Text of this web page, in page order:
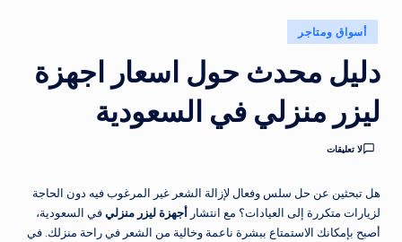
ر
ش
يومياً
نُشر
في
أسواق ومتاجر
دليل محدث حول اسعار اجهزة
ليزر منزلي في السعودية
لا تعليقات
هل تبحثين عن حل سلس وفعال لإزالة الشعر غير المرغوب فيه دون الحاجة
لزيارات متكررة إلى العيادات؟ مع انتشار أجهزة ليزر منزليفي السعودية،
أصبح بإمكانك الاستمتاع ببشرة ناعمة وخالية من الشعر في راحة منزلك. في